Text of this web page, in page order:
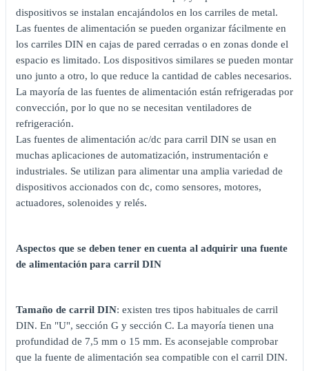
dispositivos se instalan encajándolos en los carriles de metal.
Las fuentes de alimentación se pueden organizar fácilmente en
los carriles DIN en cajas de pared cerradas o en zonas donde el
espacio es limitado. Los dispositivos similares se pueden montar
uno junto a otro, lo que reduce la cantidad de cables necesarios.
La mayoría de las fuentes de alimentación están refrigeradas por
convección, por lo que no se necesitan ventiladores de
refrigeración.
Las fuentes de alimentación ac/dc para carril DIN se usan en
muchas aplicaciones de automatización, instrumentación e
industriales. Se utilizan para alimentar una amplia variedad de
dispositivos accionados con dc, como sensores, motores,
actuadores, solenoides y relés.
Aspectos que se deben tener en cuenta al adquirir una fuente
de alimentación para carril DIN
Tamaño de carril DIN: existen tres tipos habituales de carril
DIN. En "U", sección G y sección C. La mayoría tienen una
profundidad de 7,5 mm o 15 mm. Es aconsejable comprobar
que la fuente de alimentación sea compatible con el carril DIN.